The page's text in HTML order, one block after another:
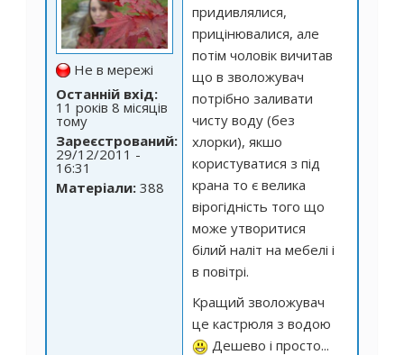
Не в мережі
Останній вхід:
11 років 8 місяців
тому
Зареєстрований:
29/12/2011 -
16:31
Матеріали: 388
придивлялися,
прицінювалися, але
потім чоловік вичитав
що в зволожувач
потрібно заливати
чисту воду (без
хлорки), якшо
користуватися з під
крана то є велика
вірогідність того що
може утворитися
білий наліт на мебелі і
в повітрі.
Кращий зволожувач
це кастрюля з водою
Дешево і просто...